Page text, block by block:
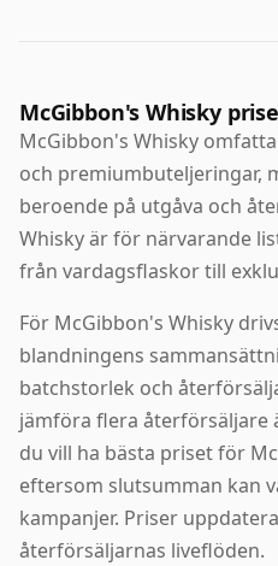
McGibbon's Whisky
McGibbon's Whisky
och premiumbuteljeringar,
beroende på utgåva och
Whisky är för närvarande
från vardagsflaskor till
För McGibbon's Whisky
blandningens
batchstorlek och
jämföra flera
du vill ha bästa priset för
eftersom slutsumman kan
kampanjer. Priser
återförsäljarnas liveflöden.